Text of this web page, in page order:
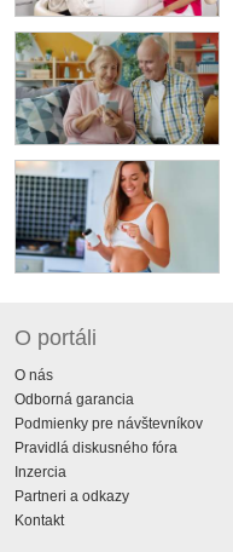
O portáli
O nás
Odborná garancia
Podmienky pre návštevníkov
Pravidlá diskusného fóra
Inzercia
Partneri a odkazy
Kontakt